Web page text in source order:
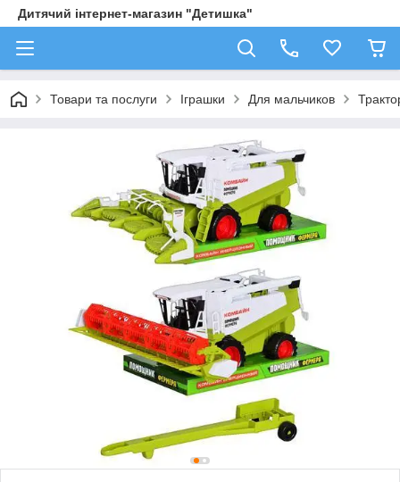
Дитячий інтернет-магазин "Детишка"
Товари та послуги Іграшки Для мальчиков